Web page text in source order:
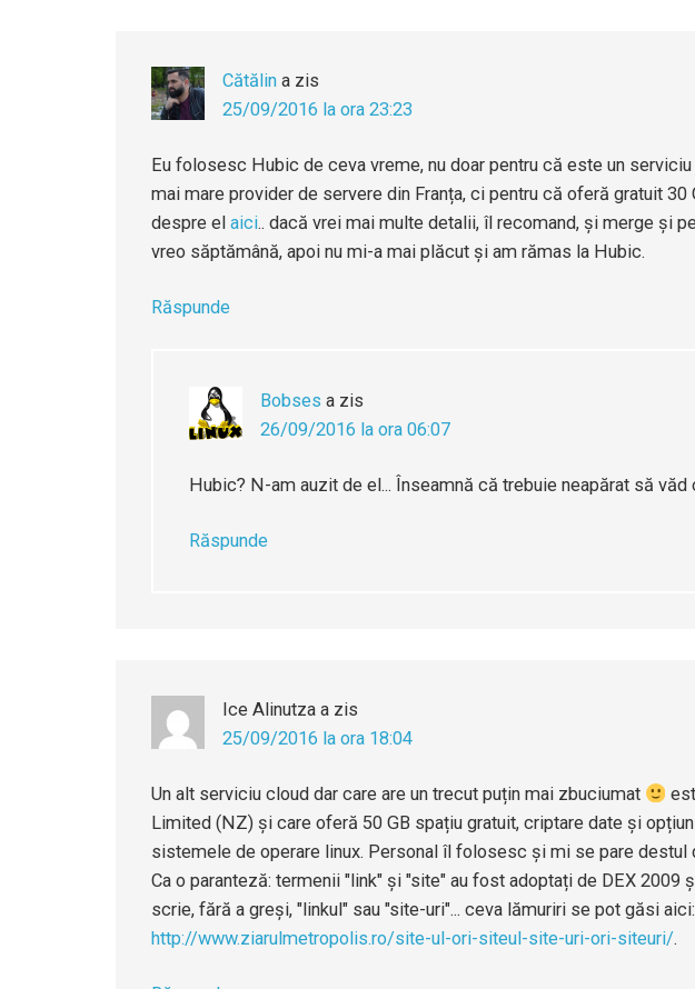
Cătălin a zis
25/09/2016 la ora 23:23
Eu folosesc Hubic de ceva vreme, nu doar pentru că este un
mai mare provider de servere din Franța, ci pentru că oferă gratuit
despre el aici.. dacă vrei mai multe detalii, îl recomand, și merge și
vreo săptămână, apoi nu mi-a mai plăcut și am rămas la Hubic.
Răspunde
Bobses a zis
26/09/2016 la ora 06:07
Hubic? N-am auzit de el... Înseamnă că trebuie neapărat să văd
Răspunde
Ice Alinutza a zis
25/09/2016 la ora 18:04
Un alt serviciu cloud dar care are un trecut puțin mai zbuciumat
Limited (NZ) și care oferă 50 GB spațiu gratuit, criptare date și
sistemele de operare linux. Personal îl folosesc și mi se pare destul
Ca o paranteză: termenii "link" și "site" au fost adoptați de DEX
scrie, fără a greși, "linkul" sau "site-uri"... ceva lămuriri se pot găsi aici:
http://www.ziarulmetropolis.ro/site-ul-ori-siteul-site-uri-ori-siteuri/.